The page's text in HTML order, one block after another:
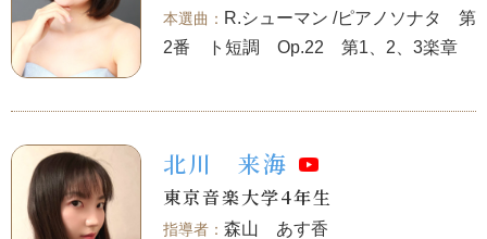
R.シューマン /ピアノソナタ 第
2番 ト短調 Op.22 第1、2、3楽章
北川 来海
東京音楽大学4年生
森山 あす香